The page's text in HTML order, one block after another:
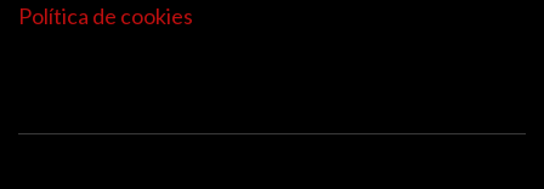
Política de cookies